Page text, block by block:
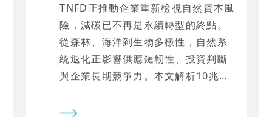
TNFD正推動企業重新檢視自然資本風
險，減碳已不再是永續轉型的終點。
從森林、海洋到生物多樣性，自然系
統退化正影響供應鏈韌性、投資判斷
與企業長期競爭力。本文解析10兆美
的揭露與數據缺口，以及企業如何從